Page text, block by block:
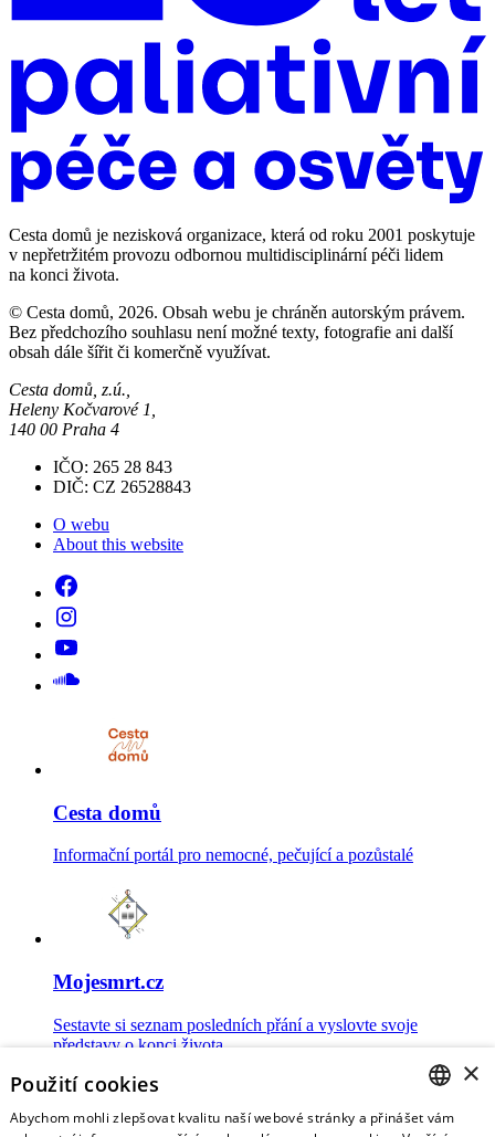
Cesta domů je nezisková organizace, která od roku 2001 poskytuje
v nepřetržitém provozu odbornou multidisciplinární péči lidem
na konci života.
© Cesta domů, 2026. Obsah webu je chráněn autorským právem.
Bez předchozího souhlasu není možné texty, fotografie ani další
obsah dále šířit či komerčně využívat.
Cesta domů, z.ú.,
Heleny Kočvarové 1,
140 00 Praha 4
IČO: 265 28 843
DIČ: CZ 26528843
O webu
About this website
Cesta domů
Informační portál pro nemocné, pečující a pozůstalé
Mojesmrt.cz
Sestavte si seznam posledních přání a vyslovte svoje
představy o konci života
CZECH
×
Použití cookies
Abychom mohli zlepšovat kvalitu naší webové stránky a přinášet vám